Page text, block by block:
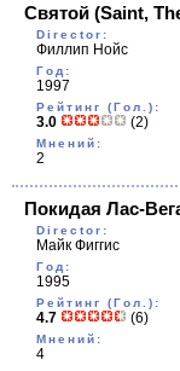
Святой (Saint,
Director:
Филлип Нойс
Год:
1997
Рейтинг (Гол.):
3.0 (2)
Мнений:
2
Покидая Лас-
Director:
Майк Фиггис
Год:
1995
Рейтинг (Гол.):
4.7 (6)
Мнений:
4